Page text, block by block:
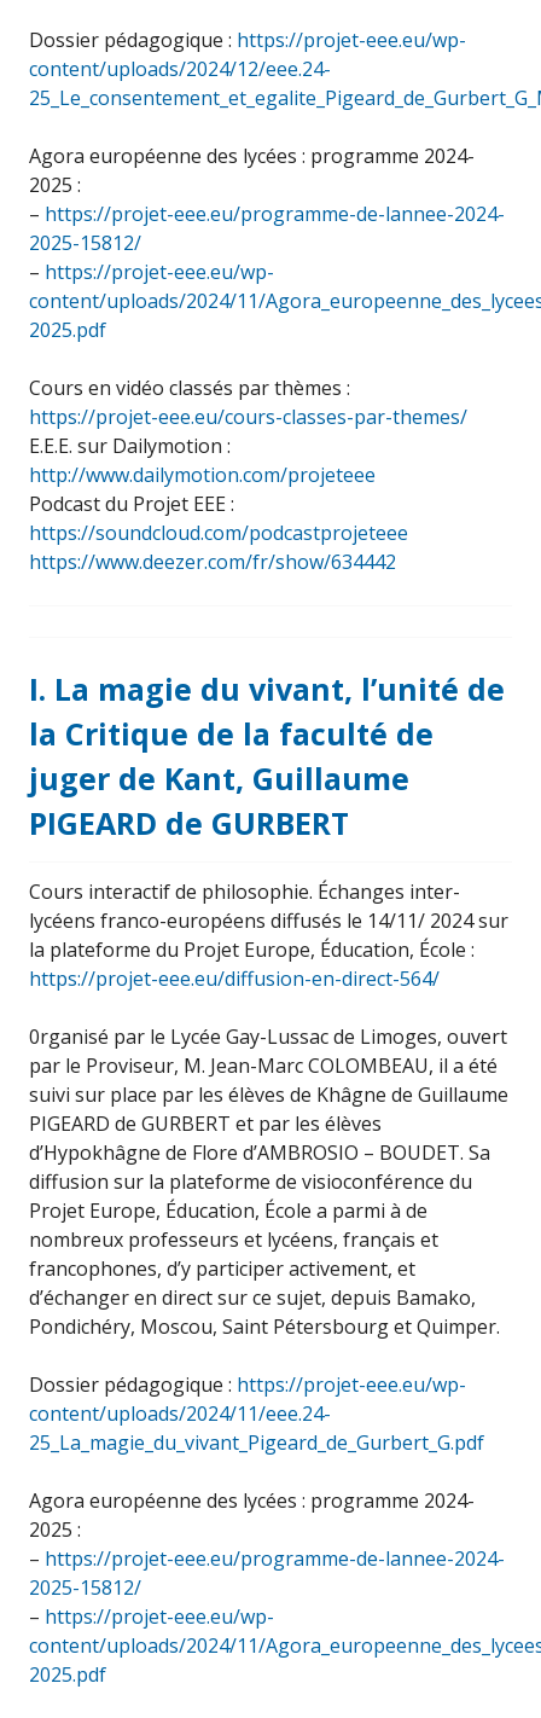
Dossier pédagogique : https://projet-eee.eu/wp-
content/uploads/2024/12/eee.24-
Agora européenne des lycées : programme 2024-
2025 :
– https://projet-eee.eu/programme-de-lannee-2024-
2025-15812/
– https://projet-eee.eu/wp-
content/uploads/2024/11/
2025.pdf
Cours en vidéo classés par thèmes :
https://projet-eee.eu/cours-classes-par-themes/
E.E.E. sur Dailymotion :
http://www.dailymotion.com/projeteee
Podcast du Projet EEE :
https://soundcloud.com/podcastprojeteee
https://www.deezer.com/fr/show/634442
I. La magie du vivant, l’unité de
la Critique de la faculté de
juger de Kant, Guillaume
PIGEARD de GURBERT
Cours interactif de philosophie. Échanges inter-
lycéens franco-européens diffusés le 14/11/ 2024 sur
la plateforme du Projet Europe, Éducation, École :
https://projet-eee.eu/diffusion-en-direct-564/
0rganisé par le Lycée Gay-Lussac de Limoges, ouvert
par le Proviseur, M. Jean-Marc COLOMBEAU, il a été
suivi sur place par les élèves de Khâgne de Guillaume
PIGEARD de GURBERT et par les élèves
d’Hypokhâgne de Flore d’AMBROSIO – BOUDET. Sa
diffusion sur la plateforme de visioconférence du
Projet Europe, Éducation, École a parmi à de
nombreux professeurs et lycéens, français et
francophones, d’y participer activement, et
d’échanger en direct sur ce sujet, depuis Bamako,
Pondichéry, Moscou, Saint Pétersbourg et Quimper.
Dossier pédagogique : https://projet-eee.eu/wp-
content/uploads/2024/11/eee.24-
25_La_magie_du_vivant_Pigeard_de_Gurbert_G.pdf
Agora européenne des lycées : programme 2024-
2025 :
– https://projet-eee.eu/programme-de-lannee-2024-
2025-15812/
– https://projet-eee.eu/wp-
content/uploads/2024/11/
2025.pdf